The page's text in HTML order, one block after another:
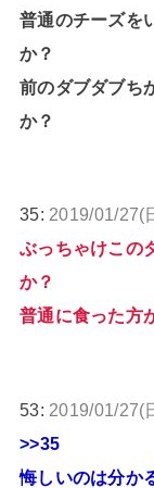
普通のチーズを
か？
前のダブダブち
か？
35: 2019/01/27(
ぶっちゃけこの
か？
普通に食った方
53: 2019/01/27(
>>35
悔しいのは分か